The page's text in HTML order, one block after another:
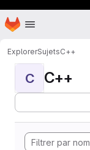
Passer au contenu principal
Page d'accueil
ExplorerSujetsC++
C C++